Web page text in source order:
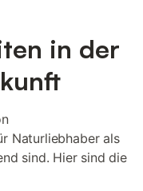
in der
Naturliebhaber als
sind. Hier sind die